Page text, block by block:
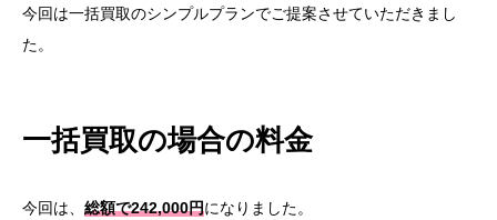
今回は一括買取のシンプルプランでご提案させていただきまし
た。
一括買取の場合の料金
今回は、 総額で242,000円になりました。